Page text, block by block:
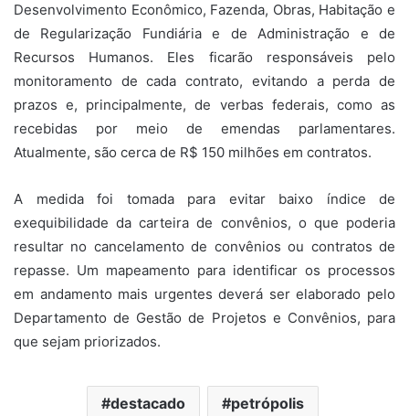
Desenvolvimento Econômico, Fazenda, Obras, Habitação e
de Regularização Fundiária e de Administração e de
Recursos Humanos. Eles ficarão responsáveis pelo
monitoramento de cada contrato, evitando a perda de
prazos e, principalmente, de verbas federais, como as
recebidas por meio de emendas parlamentares.
Atualmente, são cerca de R$ 150 milhões em contratos.
A medida foi tomada para evitar baixo índice de
exequibilidade da carteira de convênios, o que poderia
resultar no cancelamento de convênios ou contratos de
repasse. Um mapeamento para identificar os processos
em andamento mais urgentes deverá ser elaborado pelo
Departamento de Gestão de Projetos e Convênios, para
que sejam priorizados.
destacado petrópolis